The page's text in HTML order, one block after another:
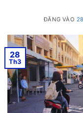
ĐĂNG VÀO
28
Th3